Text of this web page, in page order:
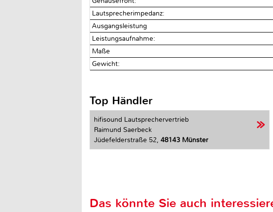
Lautsprecherimpedanz:
Ausgangsleistung
Leistungsaufnahme:
Maße
Gewicht:
Top Händler
hifisound Lautsprechervertrieb
Raimund Saerbeck
Jüdefelderstraße 52, 48143 Münster
Das könnte Sie auch